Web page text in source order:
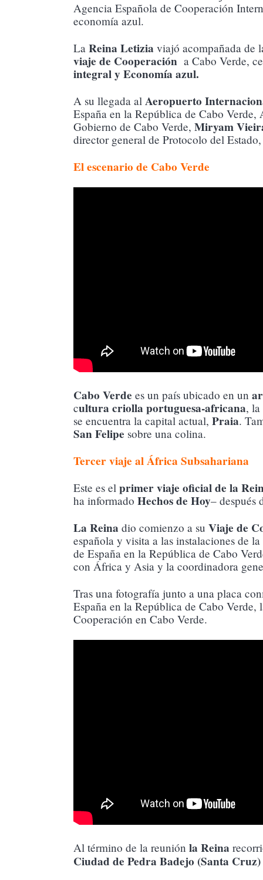
Agencia Española de Cooperación
economía azul.
La Reina Letizia viajó acompañada de
viaje de Cooperación a Cabo Verde,
integral y Economía azul.
A su llegada al Aeropuerto
España en la República de Cabo Verde,
Gobierno de Cabo Verde, Miryam
director general de Protocolo del
El escenario de Cabo Verde
Cabo Verde es un país ubicado en un
cultura criolla portuguesa-africana, la
se encuentra la capital actual, Praia.
San Felipe sobre una colina.
Tercer viaje al África Subsahariana
Este es el primer viaje oficial de la
ha informado Hechos de Hoy– después
La Reina dio comienzo a su Viaje de
española y visita a las instalaciones de
de España en la República de Cabo
con África y Asia y la coordinadora
Tras una fotografía junto a una placa
España en la República de Cabo
Cooperación en Cabo Verde.
Al término de la reunión la Reina
Ciudad de Pedra Badejo (Santa Cruz)